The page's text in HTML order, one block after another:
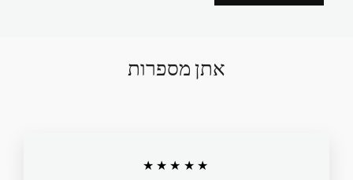
אתן מספרות
★★★★★